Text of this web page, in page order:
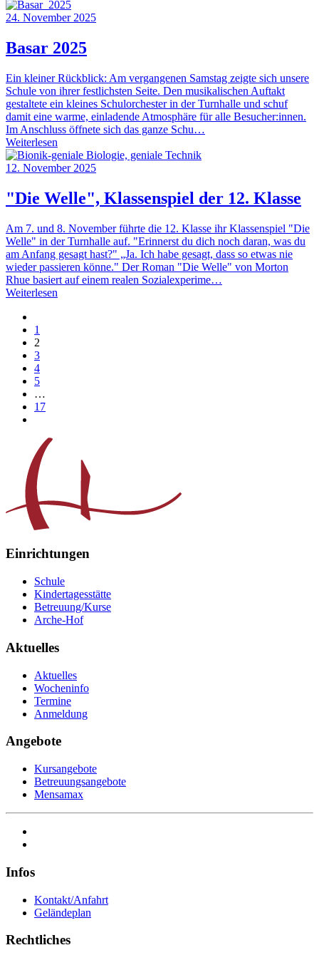
24. November 2025
Basar 2025
Ein kleiner Rückblick: Am vergangenen Samstag zeigte sich unsere
Schule von ihrer festlichsten Seite. Den musikalischen Auftakt
gestaltete ein kleines Schulorchester in der Turnhalle und schuf
damit eine warme, einladende Atmosphäre für alle Besucher:innen.
Im Anschluss öffnete sich das ganze Schu…
Weiterlesen
12. November 2025
"Die Welle", Klassenspiel der 12. Klasse
Am 7. und 8. November führte die 12. Klasse ihr Klassenspiel "Die
Welle" in der Turnhalle auf. "Erinnerst du dich noch daran, was du
am Anfang gesagt hast?" „Ja. Ich habe gesagt, dass so etwas nie
wieder passieren könne." Der Roman "Die Welle" von Morton
Rhue basiert auf einem realen Sozialexperime…
Weiterlesen
1
2
3
4
5
…
17
Einrichtungen
Schule
Kindertagesstätte
Betreuung/Kurse
Arche-Hof
Aktuelles
Aktuelles
Wocheninfo
Termine
Anmeldung
Angebote
Kursangebote
Betreuungsangebote
Mensamax
Infos
Kontakt/Anfahrt
Geländeplan
Rechtliches